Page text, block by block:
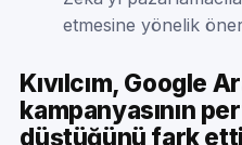
etmesine yönelik
Kıvılcım, Google
kampanyasının
düştüğünü fark